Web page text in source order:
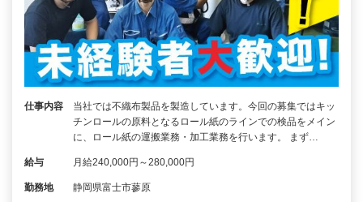
仕事内容
当社では不織布製品を製造しています。今回の募集ではキッ
チンロールの原料となるロール紙のラインでの検品をメイン
に、ロール紙の運搬業務・加工業務を行います。 まず…
給与 月給240,000円～280,000円
勤務地 静岡県富士市蓼原